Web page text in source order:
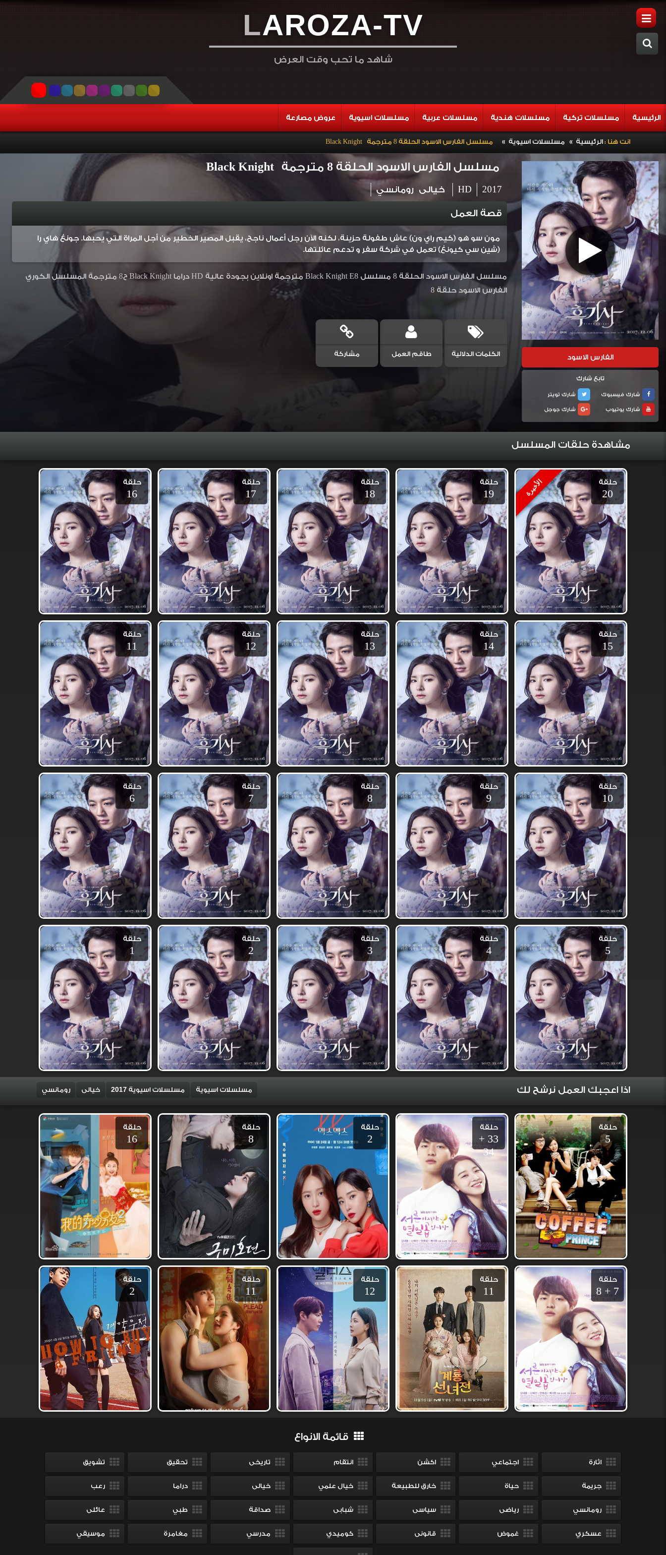
LAROZA-TV
شاهد ما تحب وقت العرض
الرئيسية مسلسلات تركية مسلسلات هندية مسلسلات عربية مسلسلات اسيوية عروض مصارعة
انت هنا :الرئيسية » مسلسلات اسيوية » مسلسل الفارس الاسود الحلقة 8 مترجمة Black Knight
الفارس الاسود
تابع شارك
شارك فيسبوك
شارك تويتر
شارك يوتيوب
شارك جوجل
مسلسل الفارس الاسود الحلقة 8 مترجمة Black Knight
2017
HD خيالى رومانسي
قصة العمل
مون سو هو (كيم راي ون) عاش طفولة حزينة، لكنه الآن رجل أعمال ناجح، يقبل المصير الخطير من أجل المراة التي يحبها. جونغ هاي را
(شين سي كيونغ) تعمل في شركة سفر و تدعم عائلتها.
مسلسل الفارس الاسود الحلقة 8 مسلسل Black Knight E8 مترجمة اونلاين بجودة عالية HD دراما Black Knight ح8 مترجمة المسلسل الكوري
الفارس الاسود حلقة 8
الكلمات الدلالية طاقم العمل مشاركة
مشاهدة حلقات المسلسل
الأخيرة حلقة
20
حلقة
19
حلقة
18
حلقة
17
حلقة
16
حلقة
15
حلقة
14
حلقة
13
حلقة
12
حلقة
11
حلقة
10
حلقة
9
حلقة
8
حلقة
7
حلقة
6
حلقة
5
حلقة
4
حلقة
3
حلقة
2
حلقة
1
اذا اعجبك العمل نرشح لك مسلسلات اسيوية مسلسلات اسيوية 2017 خيالى رومانسي
حلقة
5
حلقة
33 +
34
حلقة
2
حلقة
8
حلقة
16
حلقة
7 + 8
حلقة
11
حلقة
12
حلقة
11
حلقة
2
قائمة الانواع
اثارة اجتماعي اكشن انتقام تاريخى تحقيق تشويق
جريمة حياة خارق للطبيعة خيال علمي خيالى دراما رعب
رومانسي رياضى سياسى شبابى صداقة طبي عائلى
عسكري غموض قانونى كوميدي مدرسي مغامرة موسيقي